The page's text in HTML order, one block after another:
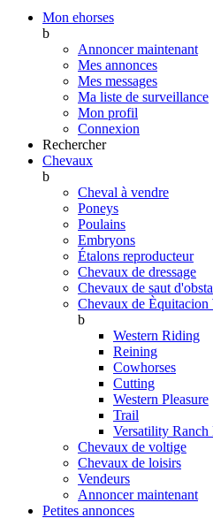
Mon ehorses
b
Annoncer maintenant
Mes annonces
Mes messages
Ma liste de surveillance
Mon profil
Connexion
Rechercher
Chevaux
b
Cheval à vendre
Poneys
Poulains
Embryons
Étalons reproducteur
Chevaux de dressage
Chevaux de saut
Chevaux de Èquitacion
b
Western Riding
Reining
Cowhorses
Cutting
Western Pleasure
Trail
Versatility Ranch
Chevaux de voltige
Chevaux de loisirs
Vendeurs
Annoncer maintenant
Petites annonces